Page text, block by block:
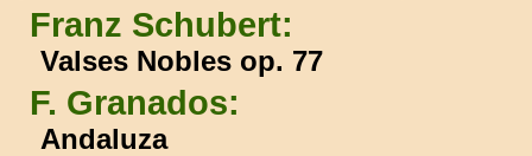
Franz Schubert:
Valses Nobles op. 77
F. Granados:
Andaluza